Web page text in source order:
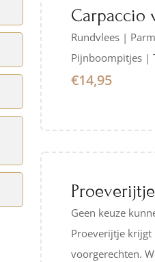
Carpaccio
Rundvlees |
Pijnboompitjes |
€14,95
Proeverijtje
Geen keuze
Proeverijtje krijgt
voorgerechten.